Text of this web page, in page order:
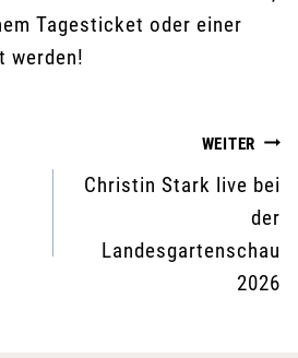
Tagesticket oder einer
werden!
WEITER
Christin Stark live bei
der
Landesgartenschau
2026